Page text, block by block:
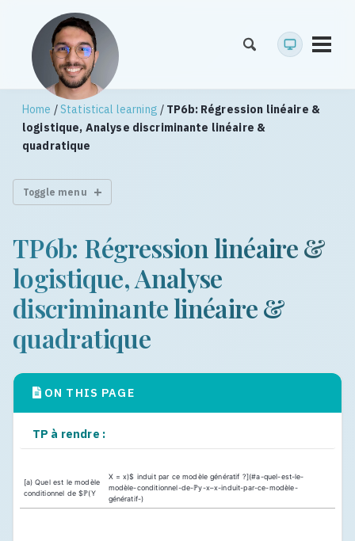
Home /Statistical learning / TP6b: Régression linéaire &
logistique, Analyse discriminante linéaire &
quadratique
Toggle menu
TP6b: Régression linéaire &
logistique, Analyse
discriminante linéaire &
quadratique
ON THIS PAGE
TP à rendre :
[a) Quel est le modèle
conditionnel de $ℙ(Y
X = x)$ induit par ce modèle génératif ?](#a-quel-est-le-
modèle-conditionnel-de-ℙy-x–x-induit-par-ce-modèle-
génératif-)